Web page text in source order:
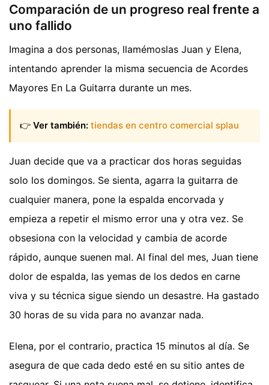
Comparación de un progreso real frente a
uno fallido
Imagina a dos personas, llamémoslas Juan y Elena,
intentando aprender la misma secuencia de Acordes
Mayores En La Guitarra durante un mes.
👉 Ver también: tiendas en centro comercial splau
Juan decide que va a practicar dos horas seguidas
solo los domingos. Se sienta, agarra la guitarra de
cualquier manera, pone la espalda encorvada y
empieza a repetir el mismo error una y otra vez. Se
obsesiona con la velocidad y cambia de acorde
rápido, aunque suenen mal. Al final del mes, Juan tiene
dolor de espalda, las yemas de los dedos en carne
viva y su técnica sigue siendo un desastre. Ha gastado
30 horas de su vida para no avanzar nada.
Elena, por el contrario, practica 15 minutos al día. Se
asegura de que cada dedo esté en su sitio antes de